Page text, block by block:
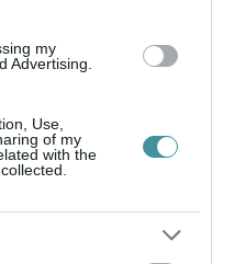
my
Advertising.
Use,
of my
with the